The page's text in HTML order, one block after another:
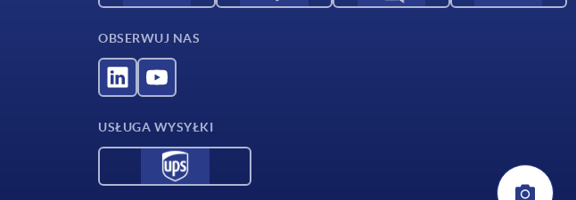
OBSERWUJ NAS
USŁUGA WYSYŁKI